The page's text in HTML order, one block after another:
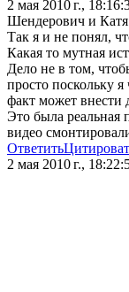
2 мая 2010 г.,
Шендерович и Катя
Так я и не понял,
Какая то мутная
Дело не в том,
просто поскольку
факт может внести
Это была реальная
видео
Ответить
2 мая 2010 г.,